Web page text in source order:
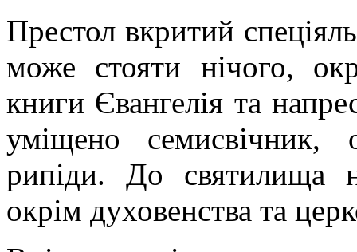
Престол вкритий
може стояти нічого,
книги Євангелія та
уміщено семисвічник,
рипіди. До святилища
окрім духовенства та